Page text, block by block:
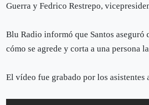
Guerra y Fedrico Restrepo,
Blu Radio informó que Santos aseguró
cómo se agrede y corta a una persona
El vídeo fue grabado por los